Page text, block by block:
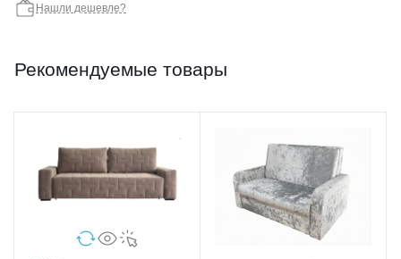
Нашли дешевле?
Рекомендуемые товары